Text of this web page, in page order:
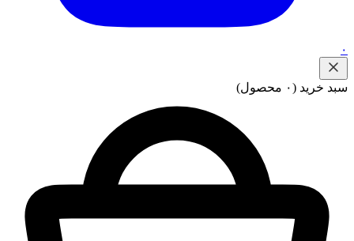
۰
سبد خرید (۰ محصول)